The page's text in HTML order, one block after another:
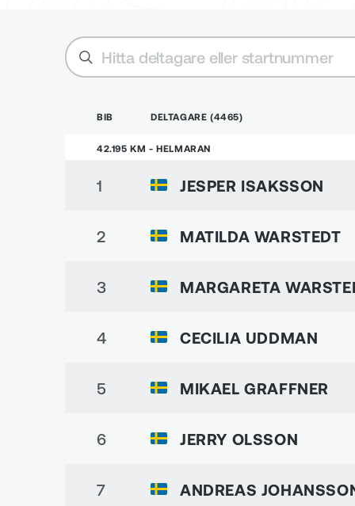
BIB DELTAGARE (4465)
42.195 KM - HELMARAN
1 JESPER ISAKSSON
2 MATILDA WARSTEDT
3 MARGARETA
4 CECILIA UDDMAN
5 MIKAEL GRAFFNER
6 JERRY OLSSON
7 ANDREAS